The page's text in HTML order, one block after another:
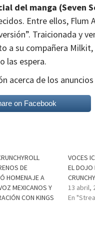
del manga (Seven
Entre ellos,
Traicionada y
a su compañera
las espera.
acerca de los anuncios
on Facebook
DE
HOMENAJE A
MEXICANOS Y
CON KINGS
VOCES
EL DOJO
13 abril,
En